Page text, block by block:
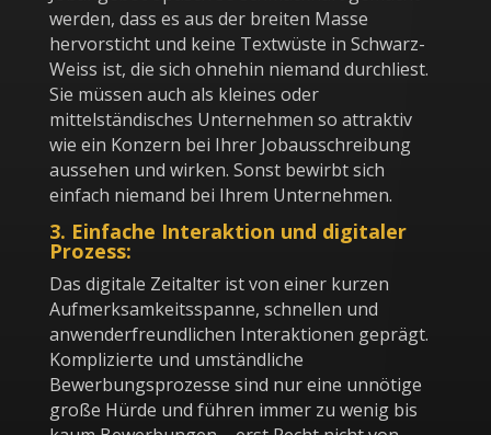
werden, dass es aus der breiten Masse
hervorsticht und keine Textwüste in Schwarz-
Weiss ist, die sich ohnehin niemand durchliest.
Sie müssen auch als kleines oder
mittelständisches Unternehmen so attraktiv
wie ein Konzern bei Ihrer Jobausschreibung
aussehen und wirken. Sonst bewirbt sich
einfach niemand bei Ihrem Unternehmen.
3. Einfache Interaktion und digitaler
Prozess:
Das digitale Zeitalter ist von einer kurzen
Aufmerksamkeitsspanne, schnellen und
anwenderfreundlichen Interaktionen geprägt.
Komplizierte und umständliche
Bewerbungsprozesse sind nur eine unnötige
große Hürde und führen immer zu wenig bis